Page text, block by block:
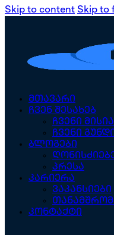
Skip to content Skip to
მთავარი
ჩვენ შესახებ
ჩვენი მისია
ჩვენი
ბლოგები
პრესა
კარიერა
ვაკანსიები
კონტაქტი